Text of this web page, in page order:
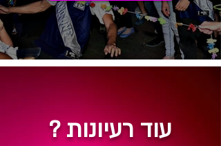
עוד רעיונות ?